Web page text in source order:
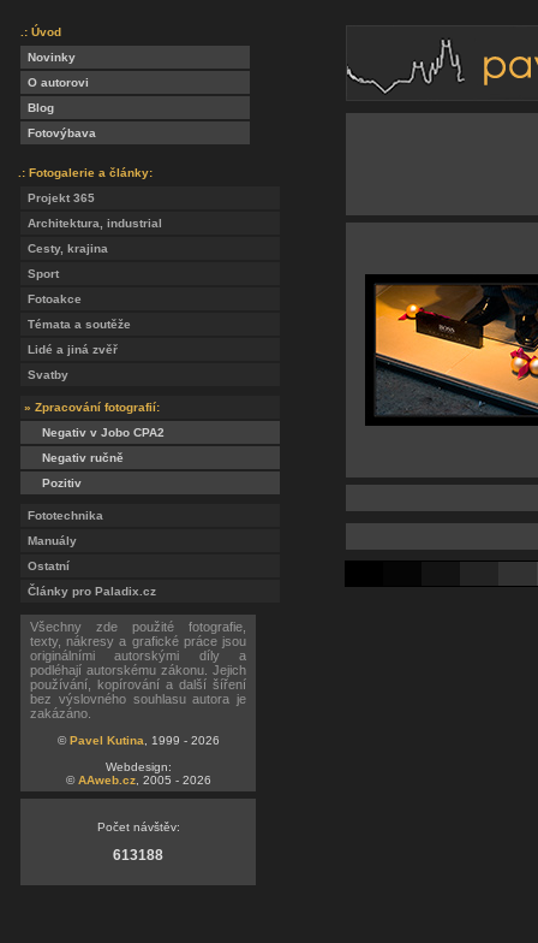
.: Úvod
Novinky
O autorovi
Blog
Fotovýbava
.: Fotogalerie a články:
Projekt 365
Architektura, industrial
Cesty, krajina
Sport
Fotoakce
Témata a soutěže
Lidé a jiná zvěř
Svatby
» Zpracování fotografií:
Negativ v Jobo CPA2
Negativ ručně
Pozitiv
Fototechnika
Manuály
Ostatní
Články pro Paladix.cz
Všechny zde použité fotografie,
texty, nákresy a grafické práce jsou
originálními autorskými díly a
podléhají autorskému zákonu. Jejich
používání, kopírování a další šíření
bez výslovného souhlasu autora je
zakázáno.
©Pavel Kutina , 1999 - 2026
Webdesign:
©AAweb.cz, 2005 - 2026
Počet návštěv:
613188